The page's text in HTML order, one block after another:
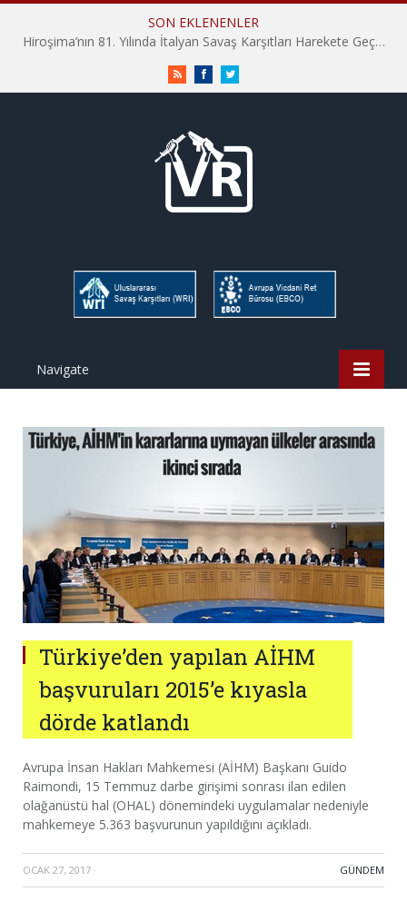
SON EKLENENLER
Hiroşima’nın 81. Yılında İtalyan Savaş Karşıtları Harekete Geçti: “Hatırlamak yeterli değil”
RSS FacebookTwitter
Navigate
Türkiye’den yapılan AİHM
başvuruları 2015’e kıyasla
dörde katlandı
Avrupa İnsan Hakları Mahkemesi (AİHM) Başkanı Guido
Raimondi, 15 Temmuz darbe girişimi sonrası ilan edilen
olağanüstü hal (OHAL) dönemindeki uygulamalar nedeniyle
mahkemeye 5.363 başvurunun yapıldığını açıkladı.
OCAK 27, 2017 · GÜNDEM